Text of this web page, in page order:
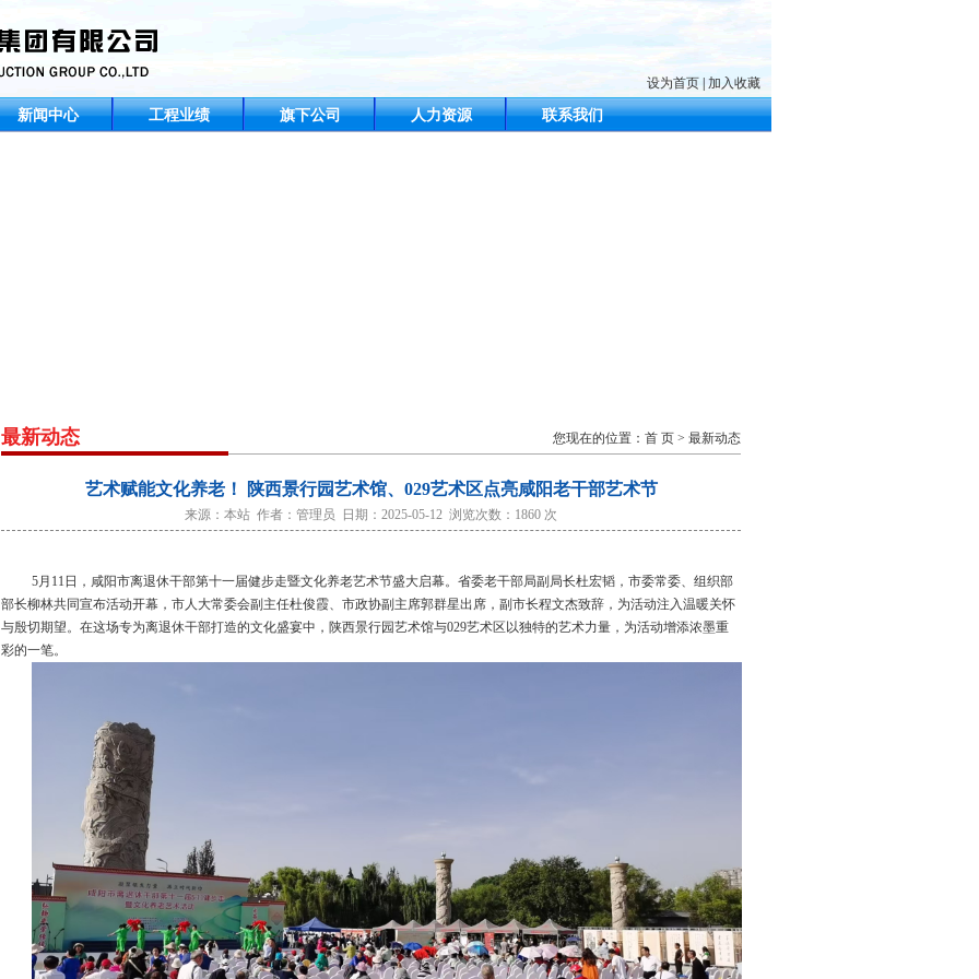
设为首页 加入收藏
新闻中心 工程业绩 旗下公司 人力资源 联系我们
您现在的位置： 首 页 > 最新动态
最新动态
艺术赋能文化养老！ 陕西景行园艺术馆、029艺术区点亮咸阳老干部艺术节
来源：本站 作者：管理员 日期：2025-05-12 浏览次数：1860 次
5月 11 日，咸阳市离退休干部第十一届健步走暨文化养老艺术节盛大启幕。省委老干部局副局长杜宏韬，市委常委、组织部
部长柳林共同宣布活动开幕，市人大常委会副主任杜俊霞、市政协副主席郭群星出席，副市长程文杰致辞，为活动注入温暖关怀
与殷切期望。在这场专为离退休干部打造的文化盛宴中，陕西景行园艺术馆与029艺术区以独特的艺术力量，为活动增添浓墨重
彩的一笔。